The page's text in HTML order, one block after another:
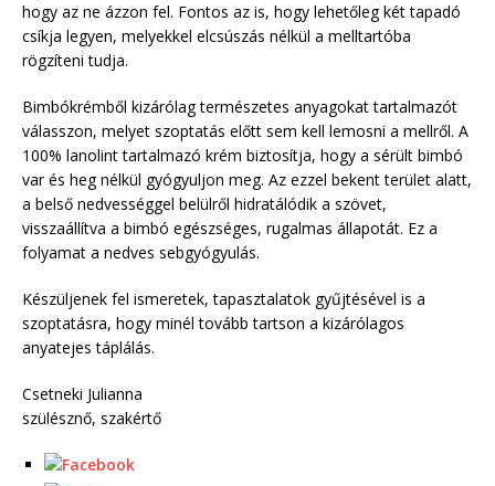
hogy az ne ázzon fel. Fontos az is, hogy lehetőleg két tapadó
csíkja legyen, melyekkel elcsúszás nélkül a melltartóba
rögzíteni tudja.
Bimbókrémből kizárólag természetes anyagokat tartalmazót
válasszon, melyet szoptatás előtt sem kell lemosni a mellről. A
100% lanolint tartalmazó krém biztosítja, hogy a sérült bimbó
var és heg nélkül gyógyuljon meg. Az ezzel bekent terület alatt,
a belső nedvességgel belülről hidratálódik a szövet,
visszaállítva a bimbó egészséges, rugalmas állapotát. Ez a
folyamat a nedves sebgyógyulás.
Készüljenek fel ismeretek, tapasztalatok gyűjtésével is a
szoptatásra, hogy minél tovább tartson a kizárólagos
anyatejes táplálás.
Csetneki Julianna
szülésznő, szakértő